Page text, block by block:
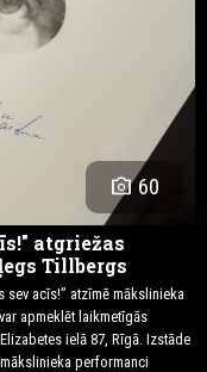
photo_camera 60
atgriežas
Tillbergs
acīs!” atzīmē mākslinieka
apmeklēt laikmetīgās
ielā 87, Rīgā. Izstāde
performanci